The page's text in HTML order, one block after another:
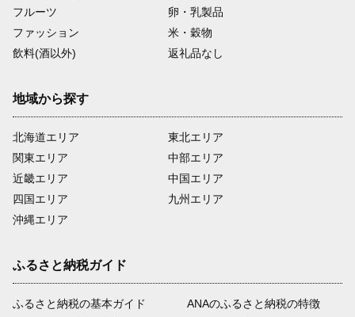
フルーツ
卵・乳製品
ファッション
米・穀物
飲料(酒以外)
返礼品なし
地域から探す
北海道エリア
関東エリア
近畿エリア
四国エリア
沖縄エリア
東北エリア
中部エリア
中国エリア
九州エリア
ふるさと納税ガイド
ふるさと納税の基本ガイド
ANAのふるさと納税の特徴